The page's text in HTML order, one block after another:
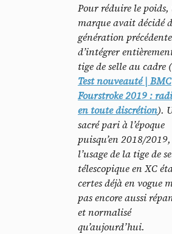
Pour réduire le
marque avait décidé
génération précédente
d’intégrer
tige de selle au cadre
Test nouveauté | BMC
Fourstroke 2019 :
en toute discrétion).
sacré pari à l’époque
puisqu’en 2018/2019,
l’usage de la tige de
télescopique en XC
certes déjà en vogue
pas encore aussi
et normalisé
qu’aujourd’hui.